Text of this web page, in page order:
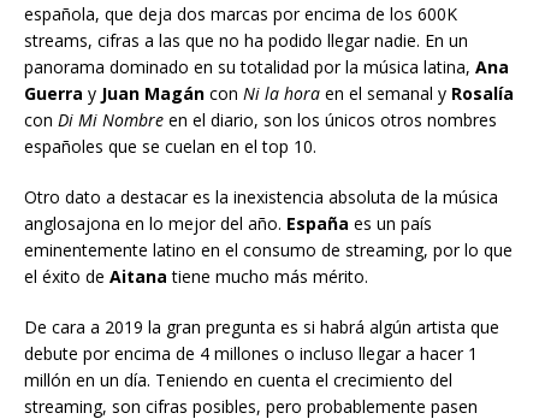
española, que deja dos marcas por encima de los 600K
streams, cifras a las que no ha podido llegar nadie. En un
panorama dominado en su totalidad por la música latina, Ana
Guerra y Juan Magán con Ni la hora en el semanal y Rosalía
con Di Mi Nombre en el diario, son los únicos otros nombres
españoles que se cuelan en el top 10.
Otro dato a destacar es la inexistencia absoluta de la música
anglosajona en lo mejor del año. España es un país
eminentemente latino en el consumo de streaming, por lo que
el éxito de Aitana tiene mucho más mérito.
De cara a 2019 la gran pregunta es si habrá algún artista que
debute por encima de 4 millones o incluso llegar a hacer 1
millón en un día. Teniendo en cuenta el crecimiento del
streaming, son cifras posibles, pero probablemente pasen